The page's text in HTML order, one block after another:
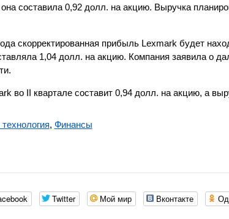
составила 0,92 долл. на акцию. Выручка
скорректированная прибыль Lexmark будет
1,04 долл. на акцию. Компания заявила о
во II квартале составит 0,94 долл. на акцию, а
, Финансы
Twitter Мой мир Вконтакте